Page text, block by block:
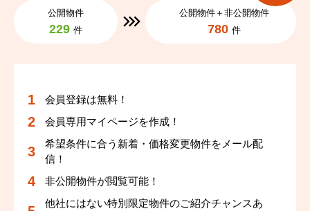
まずはお気軽にお問い合わせください。
※平置き駐車場あり（月額5,500円～7,700円）1台分確保
物件情報は最新のものを記載するよう心がけております
が、他のお客様へも並行してご紹介を行っているため、す
でに成約済み、または商談中となっている場合がございま
さらに快適さを支える設備も充実！
遮音性を高めた等級2サッシや二重床・二重天井構造で、
気密性にも優れており、冷暖房効率が高いのも嬉しいポイ
ント！
真夏や真冬でも快適に過ごせて、省エネにもつながりま
す。
公開物件
229 件
公開物件＋非公開物件
780 件
会員登録は無料！
会員専用マイページを作成！
希望条件に合う新着・価格変更物件をメール配
信！
非公開物件が閲覧可能！
他社にはない特別限定物件のご紹介チャンスあ